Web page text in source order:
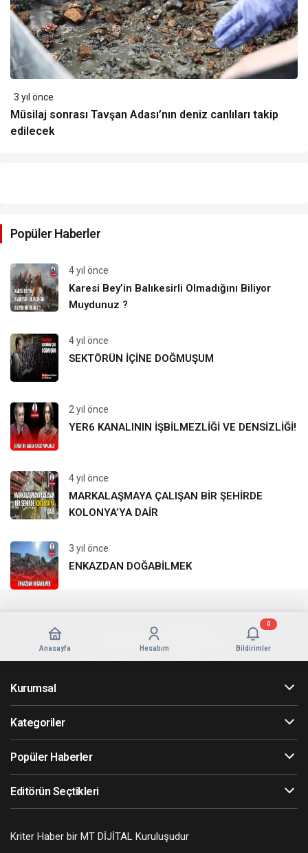
3 yıl önce
Müsilaj sonrası Tavşan Adası’nın deniz canlıları takip
edilecek
Popüler Haberler
4 yıl önce
Karesi Bey’in Balıkesirli Olmadığını Biliyor
Muydunuz ?
4 yıl önce
SEKTÖRÜN İÇİNE DOĞMUŞUM
2 yıl önce
YER6 KANALININ İŞBİLMEZLİĞİ VE DENSİZLİĞİ!
4 yıl önce
MARKALAŞMAYA ÇALIŞAN BİR ŞEHİRDE
KOLONYA’YA DAİR
3 yıl önce
ENKAZDAN DOĞABİLMEK
Anasayfa Hesabım Bildirimler
0
Kurumsal
Kategoriler
Popüler Haberler
Editörün Seçtikleri
Kriter Haber bir MT DİJİTAL Kuruluşudur